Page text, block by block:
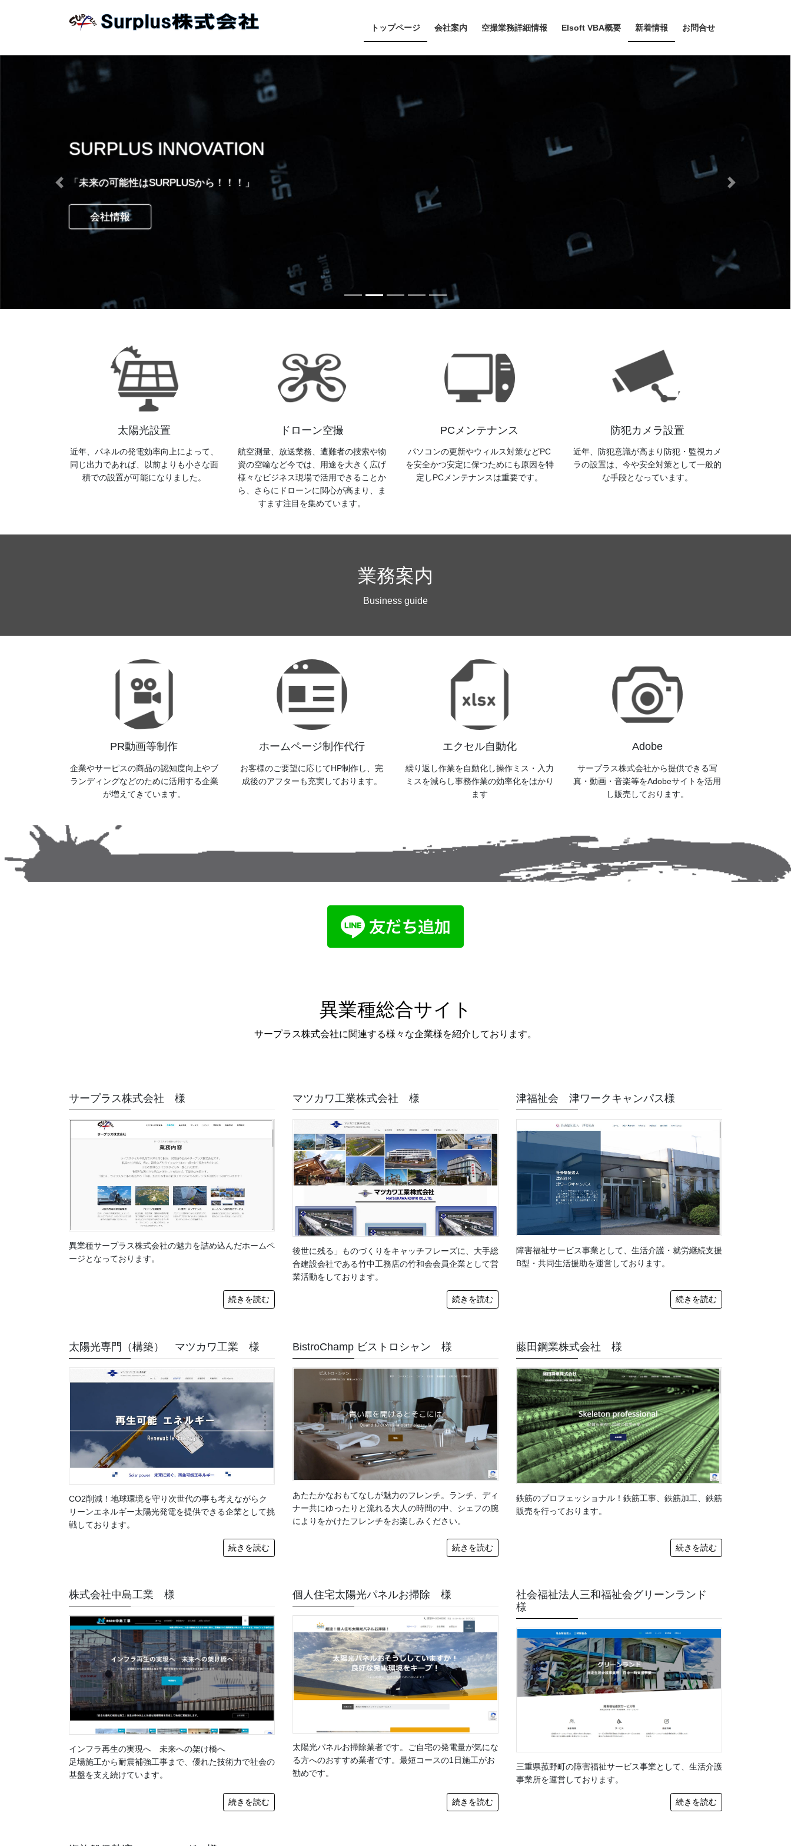
トップページ 会社案内 空撮業務詳細情報 EIsoft VBA概要 新着情報 お問合せ
SURPLUS INNOVATION
「未来の可能性はSURPLUSから！！！」
会社情報
Previous Next
太陽光設置
近年、パネルの発電効率向上によって、
同じ出力であれば、以前よりも小さな面
積での設置が可能になりました。
ドローン空撮
航空測量、放送業務、遭難者の捜索や物
資の空輸など今では、用途を大きく広げ
様々なビジネス現場で活用できることか
ら、さらにドローンに関心が高まり、ま
すます注目を集めています。
PCメンテナンス
パソコンの更新やウィルス対策などPC
を安全かつ安定に保つためにも原因を特
定しPCメンテナンスは重要です。
防犯カメラ設置
近年、防犯意識が高まり防犯・監視カメ
ラの設置は、今や安全対策として一般的
な手段となっています。
業務案内
Business guide
PR動画等制作
企業やサーピスの商品の認知度向上やブ
ランディングなどのために活用する企業
が増えてきています。
ホームページ制作代行
お客様のご要望に応じてHP制作し、完
成後のアフターも充実しております。
エクセル自動化
繰り返し作業を自動化し操作ミス・入力
ミスを減らし事務作業の効率化をはかり
ます
Adobe
サープラス株式会社から提供できる写
真・動画・音楽等をAdobeサイトを活用
し販売しております。
異業種総合サイト
サープラス株式会社に関連する様々な企業様を紹介しております。
サープラス株式会社 様
異業種サープラス株式会社の魅力を詰め込んだホームペ
ージとなっております。
続きを読む
マツカワ工業株式会社 様
後世に残る」ものづくりをキャッチフレーズに、大手総
合建設会社である竹中工務店の竹和会会員企業として営
業活動をしております。
続きを読む
津福祉会 津ワークキャンパス様
障害福祉サービス事業として、生活介護・就労継続支援
B型・共同生活援助を運営しております。
続きを読む
太陽光専門（構築） マツカワ工業 様
CO2削減！地球環境を守り次世代の事も考えながらク
リーンエネルギー太陽光発電を提供できる企業として挑
戦しております。
続きを読む
BistroChamp ビストロシャン 様
あたたかなおもてなしが魅力のフレンチ。ランチ、ディ
ナー共にゆったりと流れる大人の時間の中、シェフの腕
によりをかけたフレンチをお楽しみください。
続きを読む
藤田鋼業株式会社 様
鉄筋のプロフェッショナル！鉄筋工事、鉄筋加工、鉄筋
販売を行っております。
続きを読む
株式会社中島工業 様
インフラ再生の実現へ 未来への架け橋へ
足場施工から耐震補強工事まで、優れた技術力で社会の
基盤を支え続けています。
続きを読む
個人住宅太陽光パネルお掃除 様
太陽光パネルお掃除業者です。ご自宅の発電量が気にな
る方へのおすすめ業者です。最短コースの1日施工がお
勧めです。
続きを読む
社会福祉法人三和福祉会グリーンランド
様
三重県菰野町の障害福祉サービス事業として、生活介護
事業所を運営しております。
続きを読む